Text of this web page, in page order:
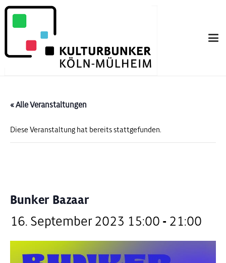
« Alle Veranstaltungen
Diese Veranstaltung hat bereits stattgefunden.
Bunker Bazaar
16. September 2023 15:00 - 21:00